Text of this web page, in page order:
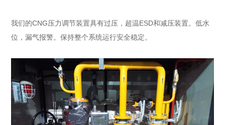
我们的CNG压力调节装置具有过压，超温ESD和减压装置。低水
位，漏气报警。保持整个系统运行安全稳定。